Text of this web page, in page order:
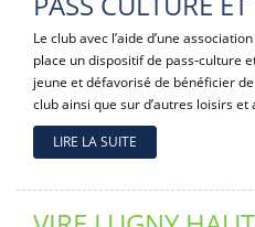
Le club avec l’aide d’une
place un dispositif de pass-culture
jeune et défavorisé de bénéficier
club ainsi que sur d’autres loisirs
LIRE LA SUITE